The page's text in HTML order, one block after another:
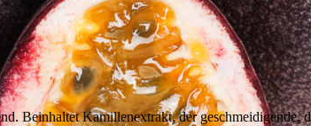
Beinhaltet Kamillenextrakt, der geschmeidigende,